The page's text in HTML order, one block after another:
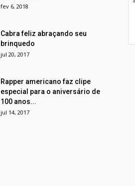
fev 6, 2018
Cabra feliz abraçando seu
brinquedo
jul 20, 2017
Rapper americano faz clipe
especial para o aniversário de
100 anos...
jul 14, 2017